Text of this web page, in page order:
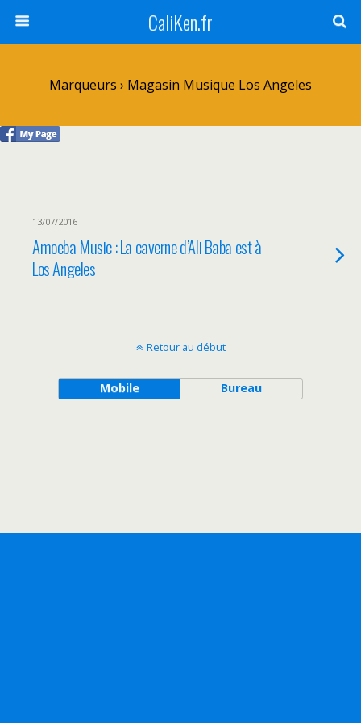
CaliKen.fr
Marqueurs › Magasin Musique Los Angeles
13/07/2016
Amoeba Music : La caverne d’Ali Baba est à
Los Angeles
Retour au début
Mobile Bureau